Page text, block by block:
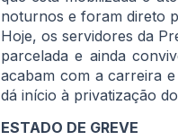
noturnos e foram direto
Hoje, os servidores da
parcelada e ainda
acabam com a carreira
dá início à privatização
ESTADO DE GREVE